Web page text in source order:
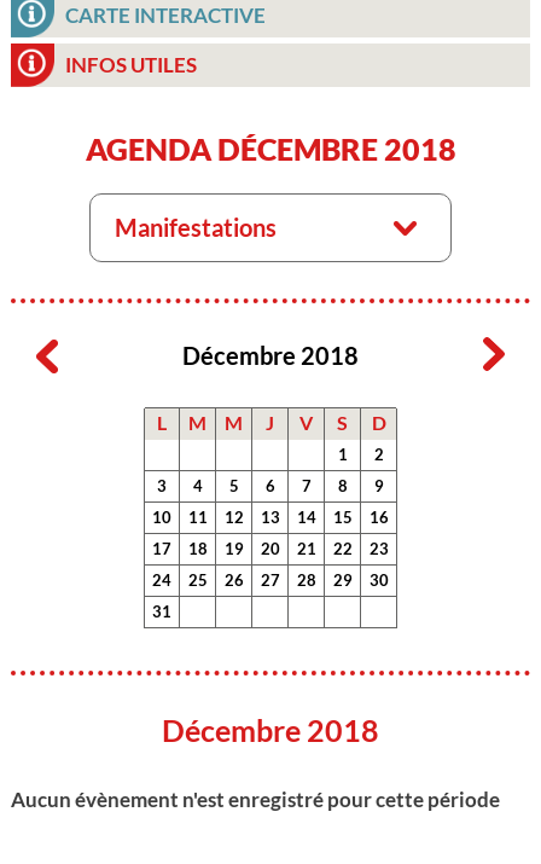
CARTE INTERACTIVE
INFOS UTILES
AGENDA DÉCEMBRE 2018
Manifestations
Décembre 2018
L M M J V S D
1
2
3
4 5 6 7 8
9
10
11 12 13 14 15
16
17
18 19 20 21 22
23
24
25 26 27 28 29
30
31
Décembre 2018
Aucun évènement n'est enregistré pour cette période